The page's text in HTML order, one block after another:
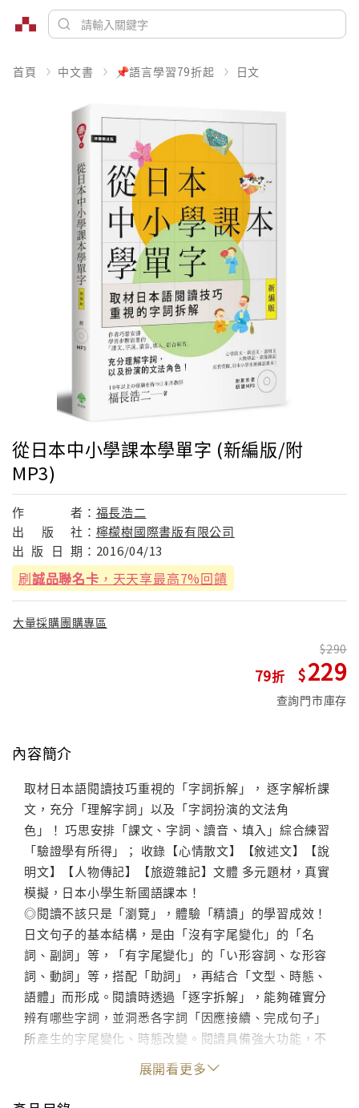
首頁 中文書 📌語言學習79折起 日文
從日本中小學課本學單字 (新編版/附
MP3)
作 者： 福長浩二
出
版 社： 檸檬樹國際書版有限公司
出 版 日 期： 2016/04/13
刷誠品聯名卡 ，天天享最高7%回饋
大量採購團購專區
79
290
229
查詢門市庫存
內容簡介
取材日本語閱讀技巧重視的「字詞拆解」， 逐字解析課
文，充分「理解字詞」以及「字詞扮演的文法角
色」！ 巧思安排「課文、字詞、讀音、填入」綜合練習
「驗證學有所得」； 收錄【心情散文】【敘述文】【說
明文】【人物傳記】【旅遊雜記】文體 多元題材，真實
模擬，日本小學生新國語課本！
◎閱讀不該只是「瀏覽」，體驗「精讀」的學習成效！
日文句子的基本結構，是由「沒有字尾變化」的「名
詞、副詞」等，「有字尾變化」的「い形容詞、な形容
詞、動詞」等，搭配「助詞」，再結合「文型、時態、
語體」而形成。閱讀時透過「逐字拆解」，能夠確實分
辨有哪些字詞，並洞悉各字詞「因應接續、完成句子」
所產生的字尾變化、時態改變。閱讀具備強大功能，不
僅是「語意的溝通」，更是「累積字量、熟悉運用」的
本書拆解字詞的方法如下：
展開看更多